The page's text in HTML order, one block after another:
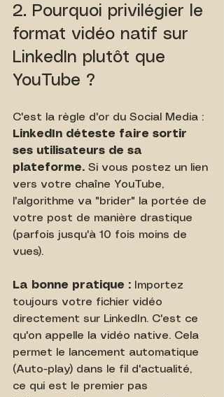
2. Pourquoi privilégier le
format vidéo natif sur
LinkedIn plutôt que
YouTube ?
C'est la règle d'or du Social Media :
LinkedIn déteste faire sortir
ses utilisateurs de sa
plateforme. Si vous postez un lien
vers votre chaîne YouTube,
l'algorithme va "brider" la portée de
votre post de manière drastique
(parfois jusqu'à 10 fois moins de
vues).
La bonne pratique : Importez
toujours votre fichier vidéo
directement sur LinkedIn. C'est ce
qu'on appelle la vidéo native. Cela
permet le lancement automatique
(Auto-play) dans le fil d'actualité,
ce qui est le premier pas